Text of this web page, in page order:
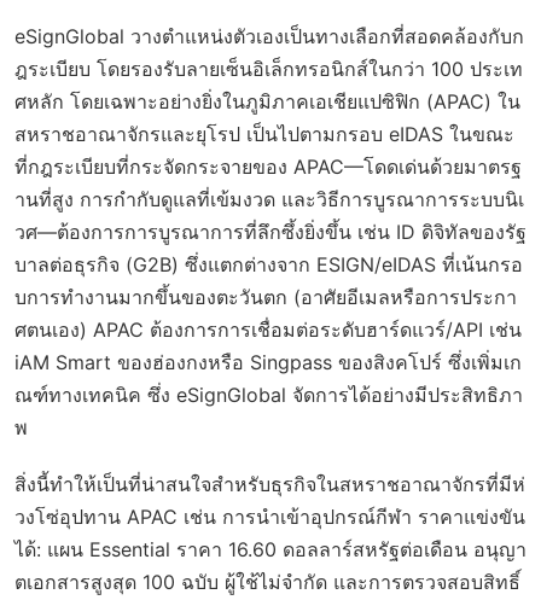
eSignGlobal วางตำแหน่งตัวเองเป็นทางเลือกที่สอดคล้องกับก
ฎระเบียบ โดยรองรับลายเซ็นอิเล็กทรอนิกส์ในกว่า 100 ประเท
ศหลัก โดยเฉพาะอย่างยิ่งในภูมิภาคเอเชียแปซิฟิก (APAC) ใน
สหราชอาณาจักรและยุโรป เป็นไปตามกรอบ eIDAS ในขณะ
ที่กฎระเบียบที่กระจัดกระจายของ APAC—โดดเด่นด้วยมาตรฐ
านที่สูง การกำกับดูแลที่เข้มงวด และวิธีการบูรณาการระบบนิเ
วศ—ต้องการการบูรณาการที่ลึกซึ้งยิ่งขึ้น เช่น ID ดิจิทัลของรัฐ
บาลต่อธุรกิจ (G2B) ซึ่งแตกต่างจาก ESIGN/eIDAS ที่เน้นกรอ
บการทำงานมากขึ้นของตะวันตก (อาศัยอีเมลหรือการประกา
ศตนเอง) APAC ต้องการการเชื่อมต่อระดับฮาร์ดแวร์/API เช่น
iAM Smart ของฮ่องกงหรือ Singpass ของสิงคโปร์ ซึ่งเพิ่มเก
ณฑ์ทางเทคนิค ซึ่ง eSignGlobal จัดการได้อย่างมีประสิทธิภา
พ
สิ่งนี้ทำให้เป็นที่น่าสนใจสำหรับธุรกิจในสหราชอาณาจักรที่มีห่
วงโซ่อุปทาน APAC เช่น การนำเข้าอุปกรณ์กีฬา ราคาแข่งขัน
ได้: แผน Essential ราคา 16.60 ดอลลาร์สหรัฐต่อเดือน อนุญา
ตเอกสารสูงสุด 100 ฉบับ ผู้ใช้ไม่จำกัด และการตรวจสอบสิทธิ์